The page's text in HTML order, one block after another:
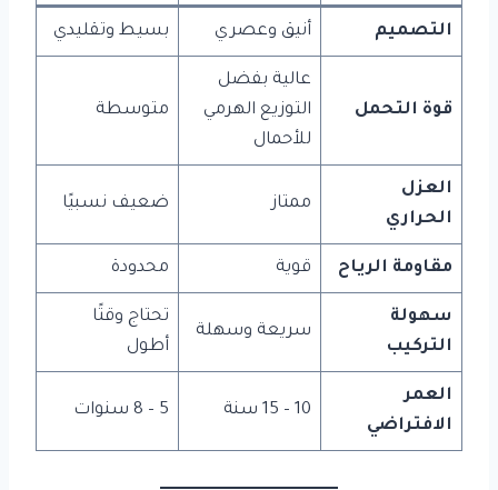
التصميم أنيق وعصري بسيط وتقليدي
قوة التحمل
عالية بفضل
التوزيع الهرمي
للأحمال
متوسطة
العزل
الحراري
ممتاز ضعيف نسبيًا
مقاومة الرياح قوية محدودة
سهولة
التركيب
سريعة وسهلة
تحتاج وقتًا
أطول
العمر
الافتراضي
10 – 15 سنة 5 – 8 سنوات